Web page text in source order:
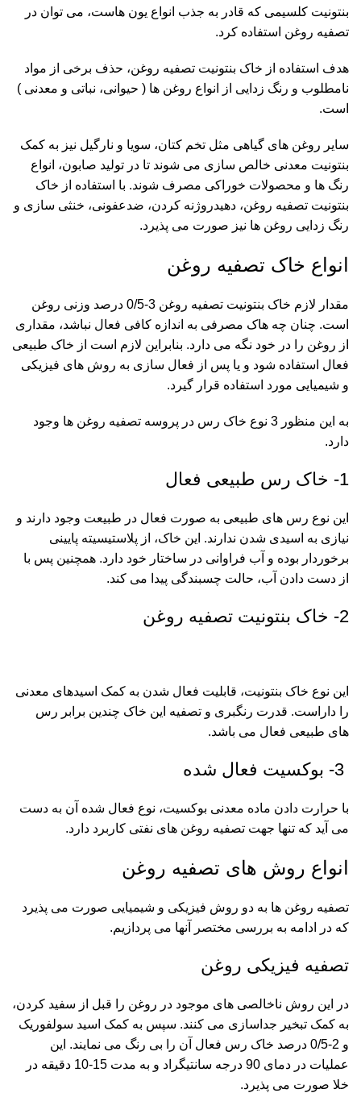
بنتونیت کلسیمی که قادر به جذب انواع یون هاست، می توان در
تصفیه روغن استفاده کرد.
هدف استفاده از خاک بنتونیت تصفیه روغن، حذف برخی از مواد
نامطلوب و رنگ زدایی از انواع روغن ها ( حیوانی، نباتی و معدنی )
است.
سایر روغن های گیاهی مثل تخم کتان، سویا و نارگیل نیز به کمک
بنتونیت معدنی خالص سازی می شوند تا در تولید صابون، انواع
رنگ ها و محصولات خوراکی مصرف شوند. با استفاده از خاک
بنتونیت تصفیه روغن، دهیدروژنه کردن، ضدعفونی، خنثی سازی و
رنگ زدایی روغن ها نیز صورت می پذیرد.
انواع خاک تصفیه روغن
مقدار لازم خاک بنتونیت تصفیه روغن 3-0/5 درصد وزنی روغن
است. چنان چه هاک مصرفی به اندازه کافی فعال نباشد، مقداری
از روغن را در خود نگه می دارد. بنابراین لازم است از خاک طبیعی
فعال استفاده شود و یا پس از فعال سازی به روش های فیزیکی
و شیمیایی مورد استفاده قرار گیرد.
به این منظور 3 نوع خاک رس در پروسه تصفیه روغن ها وجود
دارد.
1- خاک رس طبیعی فعال
این نوع رس های طبیعی به صورت فعال در طبیعت وجود دارند و
نیازی به اسیدی شدن ندارند. این خاک، از پلاستیسیته پایینی
برخوردار بوده و آب فراوانی در ساختار خود دارد. همچنین پس با
از دست دادن آب، حالت چسبندگی پیدا می کند.
2- خاک بنتونیت تصفیه روغن
این نوع خاک بنتونیت، قابلیت فعال شدن به کمک اسیدهای معدنی
را داراست. قدرت رنگبری و تصفیه این خاک چندین برابر رس
های طبیعی فعال می باشد.
با حرارت دادن ماده معدنی بوکسیت، نوع فعال شده آن به دست
می آید که تنها جهت تصفیه روغن های نفتی کاربرد دارد.
انواع روش های تصفیه روغن
تصفیه روغن ها به دو روش فیزیکی و شیمیایی صورت می پذیرد
که در ادامه به بررسی مختصر آنها می پردازیم.
تصفیه فیزیکی روغن
در این روش ناخالصی های موجود در روغن را قبل از سفید کردن،
به کمک تبخیر جداسازی می کنند. سپس به کمک اسید سولفوریک
و 2-0/5 درصد خاک رس فعال آن را بی رنگ می نمایند. این
عملیات در دمای 90 درجه سانتیگراد و به مدت 15-10 دقیقه در
خلا صورت می پذیرد.